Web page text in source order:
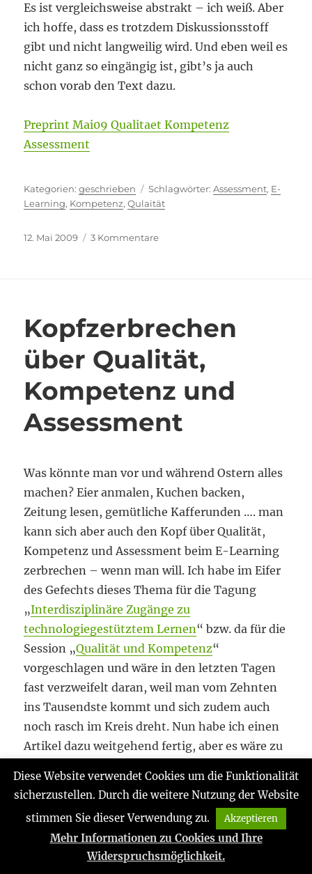
Es ist vergleichsweise abstrakt – ich weiß. Aber
ich hoffe, dass es trotzdem Diskussionsstoff
gibt und nicht langweilig wird. Und eben weil es
nicht ganz so eingängig ist, gibt’s ja auch
schon vorab den Text dazu.
Preprint Mai09 Qualitaet Kompetenz
Assessment
Kategorien
geschrieben Schlagwörter
Assessment, E-
Learning, Kompetenz,Qulaität
Veröffentlicht
12. Mai 2009 3 Kommentarezu
verflucht
Kopfzerbrechen
über Qualität,
Kompetenz und
Assessment
Was könnte man vor und während Ostern alles
machen? Eier anmalen, Kuchen backen,
Zeitung lesen, gemütliche Kafferunden …. man
kann sich aber auch den Kopf über Qualität,
Kompetenz und Assessment beim E-Learning
zerbrechen – wenn man will. Ich habe im Eifer
des Gefechts dieses Thema für die Tagung
„Interdisziplinäre Zugänge zu
technologiegestütztem Lernen“ bzw. da für die
Session „Qualität und Kompetenz“
vorgeschlagen und wäre in den letzten Tagen
fast verzweifelt daran, weil man vom Zehnten
ins Tausendste kommt und sich zudem auch
noch rasch im Kreis dreht. Nun habe ich einen
Artikel dazu weitgehend fertig, aber es wäre zu
es ist leider ziemlich komplex geworden. Was
ich aber gerne machen kann, ist schon mal die
Einführung und damit auch eine Art Abstract
sowie den Anhang in Form von zwei Tabellen
Diese Website verwendet Cookies um die Funktionalität
sicherzustellen. Durch die weitere Nutzung der Website
stimmen Sie dieser Verwendung zu.
Akzeptieren
Mehr Informationen zu Cookies und Ihre
Widerspruchsmöglichkeit.